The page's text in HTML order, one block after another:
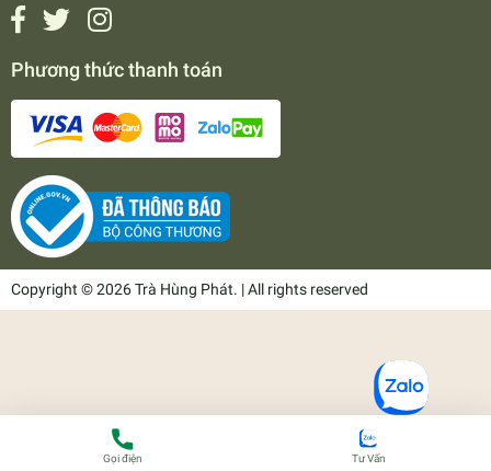
Phương thức thanh toán
Copyright © 2026 Trà Hùng Phát. | All rights reserved
Gọi điện Tư Vấn